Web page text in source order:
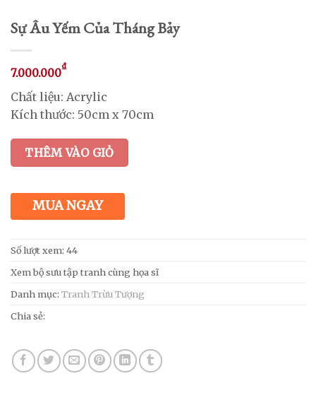
Sự Âu Yếm Của Tháng Bảy
7.000.000₫
Chất liệu: Acrylic
Kích thước: 50cm x 70cm
THÊM VÀO GIỎ
MUA NGAY
Số lượt xem: 44
Xem bộ sưu tập tranh cùng họa sĩ
Danh mục: Tranh Trừu Tượng
Chia sẻ: